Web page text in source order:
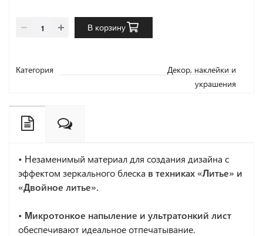
В корзину
Категория
Декор, наклейки и
украшения
• Незаменимый материал для создания дизайна с
эффектом зеркального блеска в техниках «Литье» и
«Двойное литье».
• Микротонкое напыление и ультратонкий лист
обеспечивают идеальное отпечатывание.